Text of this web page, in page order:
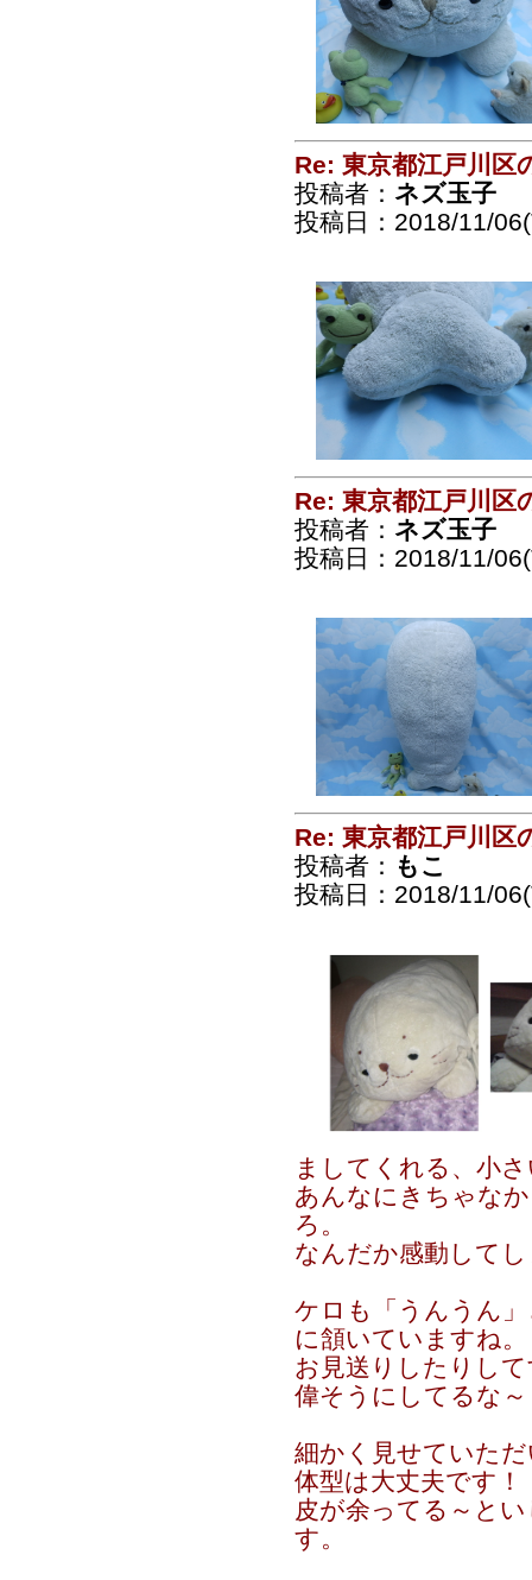
Re: 東京都江戸川区
投稿者： ネズ玉子
投稿日：2018/11/
Re: 東京都江戸川区
投稿者： ネズ玉子
投稿日：2018/11/
Re: 東京都江戸川区
投稿者： もこ
投稿日：2018/11/
ましてくれる、小
あんなにきちゃな
ろ。
なんだか感動して
ケロも「うんうん
に頷いていますね。
お見送りしたりし
偉そうにしてるな～
細かく見せていた
体型は大丈夫です！
皮が余ってる～と
す。